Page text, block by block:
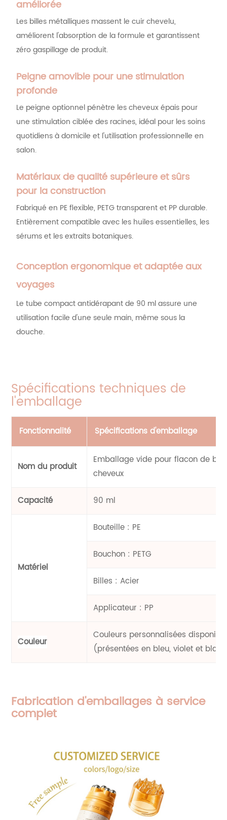
améliorée
Les billes métalliques massent le cuir chevelu,
améliorent l'absorption de la formule et garantissent
zéro gaspillage de produit.
Peigne amovible pour une stimulation
profonde
Le peigne optionnel pénètre les cheveux épais pour
une stimulation ciblée des racines, idéal pour les soins
quotidiens à domicile et l'utilisation professionnelle en
salon.
Matériaux de qualité supérieure et sûrs
pour la construction
Fabriqué en PE flexible, PETG transparent et PP durable.
Entièrement compatible avec les huiles essentielles, les
sérums et les extraits botaniques.
Conception ergonomique et adaptée aux
voyages
Le tube compact antidérapant de 90 ml assure une
utilisation facile d'une seule main, même sous la
douche.
Spécifications techniques de
l'emballage
Fonctionnalité Spécifications d'emballage
Nom du produit
Emballage vide pour flacon de
cheveux
Capacité 90 ml
Matériel
Bouteille : PE
Bouchon : PETG
Billes : Acier
Applicateur : PP
Couleur
Couleurs personnalisées
(présentées en bleu, violet et
Fabrication d'emballages à service
complet